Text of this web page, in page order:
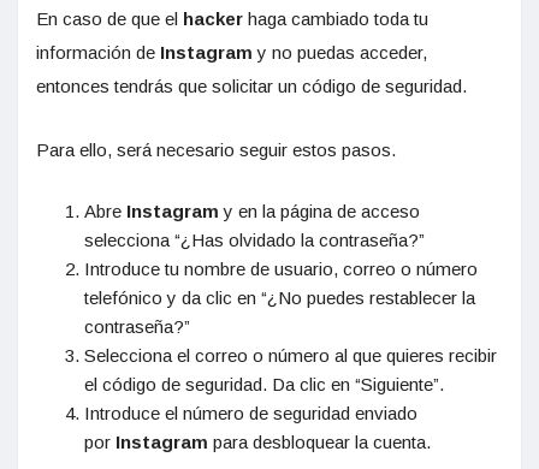
En caso de que el hacker haga cambiado toda tu
información de Instagram y no puedas acceder,
entonces tendrás que solicitar un código de seguridad.
Para ello, será necesario seguir estos pasos.
Abre Instagram y en la página de acceso
selecciona “¿Has olvidado la contraseña?”
Introduce tu nombre de usuario, correo o número
telefónico y da clic en “¿No puedes restablecer la
contraseña?”
Selecciona el correo o número al que quieres recibir
el código de seguridad. Da clic en “Siguiente”.
Introduce el número de seguridad enviado
por Instagram para desbloquear la cuenta.